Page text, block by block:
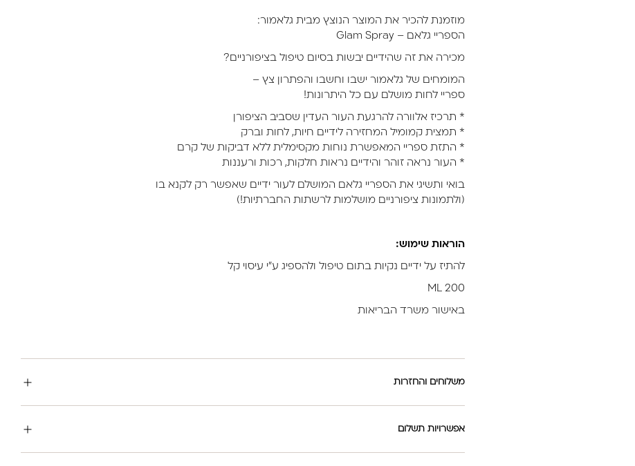
מוזמנת להכיר את המוצר הנוצץ מבית גלאמור:
הספריי גלאם – Glam Spray
מכירה את זה שהידיים יבשות בסיום טיפול בציפורניים?
המומחים של גלאמור ישבו וחשבו והפתרון צץ –
ספריי לחות מושלם עם כל היתרונות!
* תרכיז אלוורה להרגעת העור העדין שסביב הציפורן
* תמצית קמומיל המחזירה לידיים חיות, לחות וברק
* התזת ספריי המאפשרת נוחות מקסימלית ללא דביקות של קרם
* העור נראה זוהר והידיים נראות חלקות, רכות ורעננות
בואי ותשיגי את הספריי גלאם המושלם לעור ידיים שאפשר רק לקנא בו
(ולתמונות ציפורניים מושלמות לרשתות החברתיות!)
הוראות שימוש:
להתיז על ידיים נקיות בתום טיפול ולהספיג ע"י עיסוי קל
200 ML
באישור משרד הבריאות
משלוחים והחזרות
אפשרויות תשלום